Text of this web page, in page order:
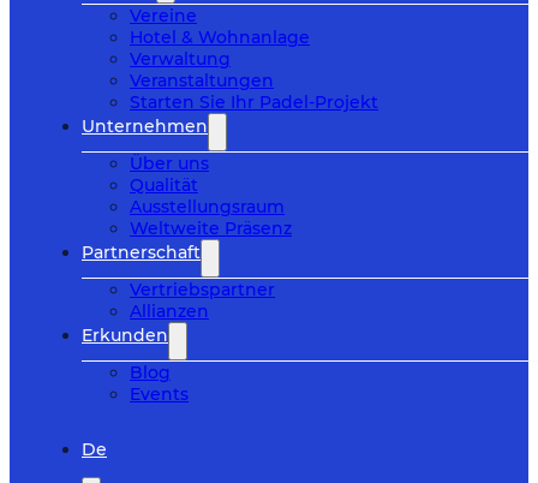
Vereine
Hotel & Wohnanlage
Verwaltung
Veranstaltungen
Starten Sie Ihr Padel-Projekt
Unternehmen
Über uns
Qualität
Ausstellungsraum
Weltweite Präsenz
Partnerschaft
Vertriebspartner
Allianzen
Erkunden
Blog
Events
De